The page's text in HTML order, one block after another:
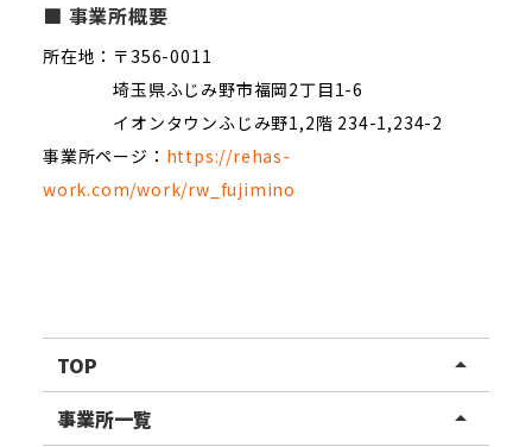
■ 事業所概要
所在地：〒356-0011
埼玉県ふじみ野市福岡2丁目1-6
イオンタウンふじみ野1,2階 234-1,234-2
事業所ページ： https://rehas-
work.com/work/rw_fujimino
TOP arrow_drop_up
リハスワーク
事業所一覧 arrow_drop_up